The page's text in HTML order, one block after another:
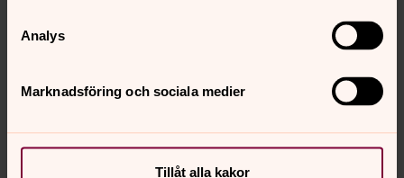
Analys
Marknadsföring och sociala medier
Tillåt alla kakor